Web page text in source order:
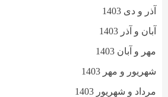
آذر و دی 1403
آبان و آذر 1403
مهر و آبان 1403
شهریور و مهر 1403
مرداد و شهریور 1403